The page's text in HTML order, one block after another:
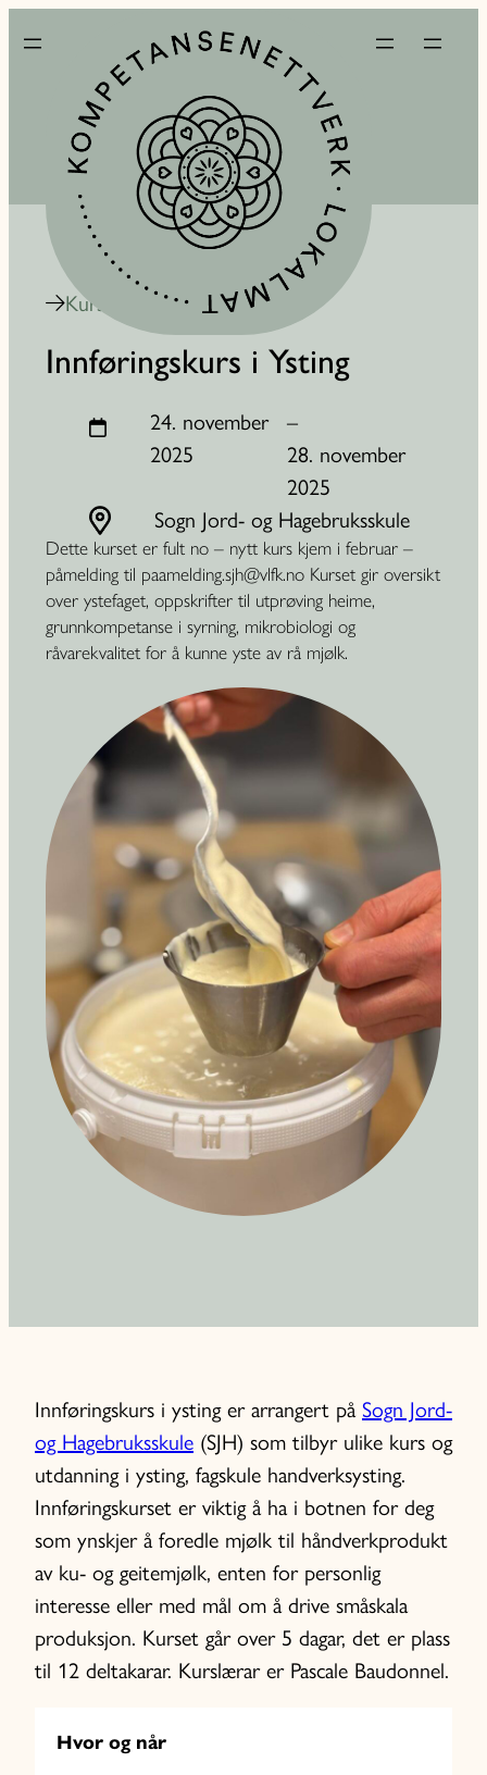
Kurskalender
Innføringskurs i Ysting
24. november
2025
–
28. november
2025
Sogn Jord- og Hagebruksskule
Dette kurset er fult no – nytt kurs kjem i februar –
påmelding til paamelding.sjh@vlfk.no Kurset gir oversikt
over ystefaget, oppskrifter til utprøving heime,
grunnkompetanse i syrning, mikrobiologi og
råvarekvalitet for å kunne yste av rå mjølk.
Innføringskurs i ysting er arrangert på Sogn Jord-
og Hagebruksskule (SJH) som tilbyr ulike kurs og
utdanning i ysting, fagskule handverksysting.
Innføringskurset er viktig å ha i botnen for deg
som ynskjer å foredle mjølk til håndverkprodukt
av ku- og geitemjølk, enten for personlig
interesse eller med mål om å drive småskala
produksjon. Kurset går over 5 dagar, det er plass
til 12 deltakarar. Kurslærar er Pascale Baudonnel.
Hvor og når